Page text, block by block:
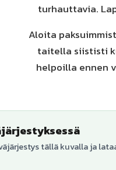
turhauttavia.
Aloita
taitella siististi
helpoilla ennen
tällä kuvalla ja